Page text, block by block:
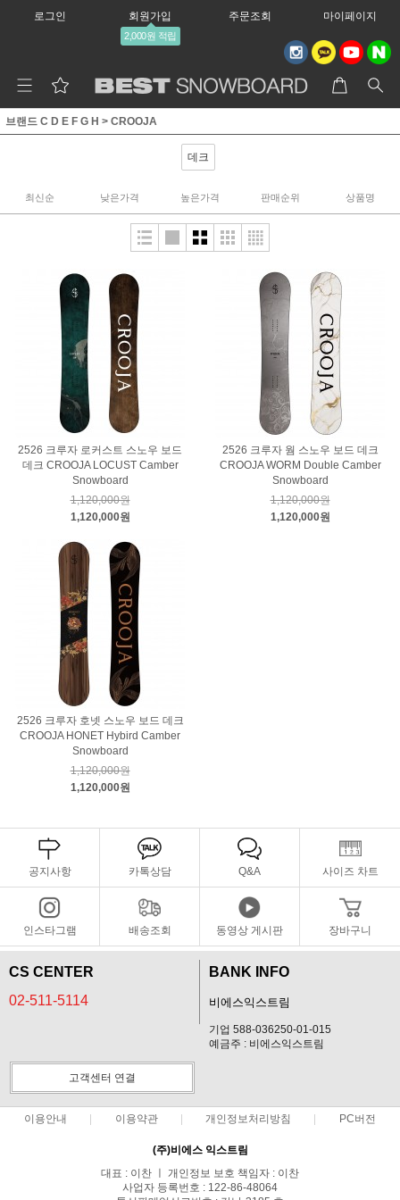
로그인 회원가입
2,000원 적립
주문조회 마이페이지
브랜드 C D E F G H > CROOJA
데크
최신순 낮은가격 높은가격 판매순위 상품명
2526 크루자 로커스트 스노우 보드
데크 CROOJA LOCUST Camber
Snowboard
1,120,000원
1,120,000원
2526 크루자 웜 스노우 보드 데크
CROOJA WORM Double Camber
Snowboard
1,120,000원
1,120,000원
2526 크루자 호넷 스노우 보드 데크
CROOJA HONET Hybird Camber
Snowboard
1,120,000원
1,120,000원
공지사항 카톡상담 Q&A 사이즈 차트
인스타그램 배송조회 동영상 게시판 장바구니
CS CENTER
02-511-5114
BANK INFO
비에스익스트림
기업 588-036250-01-015
예금주 : 비에스익스트림
고객센터 연결
이용안내 이용약관 개인정보처리방침 PC버전
(주)비에스 익스트림
대표 : 이찬 ㅣ 개인정보 보호 책임자 : 이찬
사업자 등록번호 : 122-86-48064